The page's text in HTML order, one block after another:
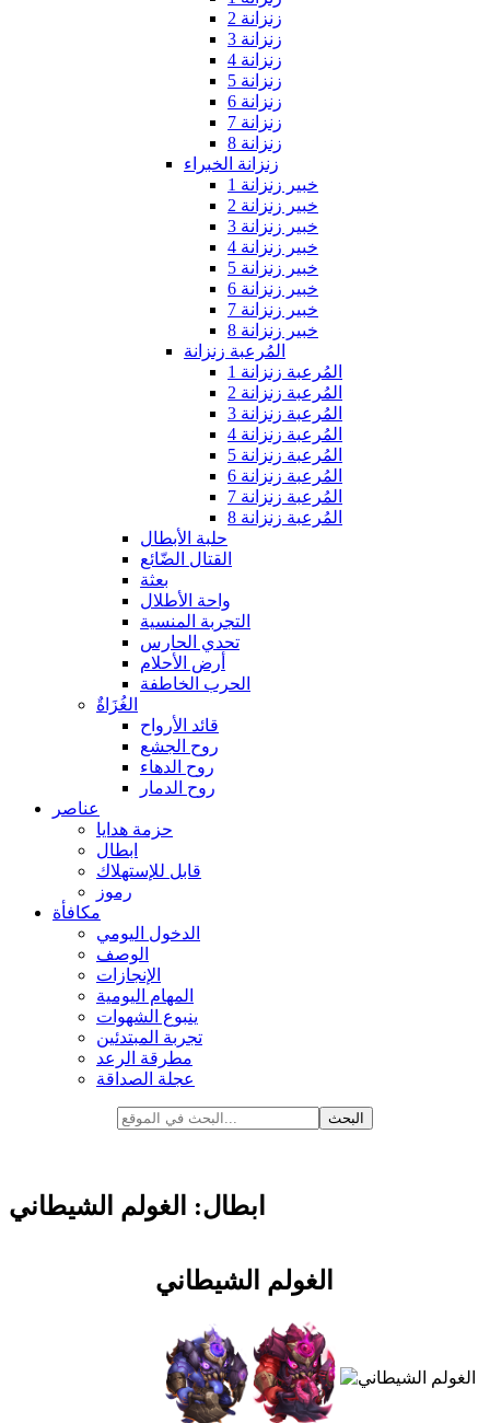
زنزانة 2
زنزانة 3
زنزانة 4
زنزانة 5
زنزانة 6
زنزانة 7
زنزانة 8
زنزانة الخبراء
خبير زنزانة 1
خبير زنزانة 2
خبير زنزانة 3
خبير زنزانة 4
خبير زنزانة 5
خبير زنزانة 6
خبير زنزانة 7
خبير زنزانة 8
المُرعبة زنزانة
المُرعبة زنزانة 1
المُرعبة زنزانة 2
المُرعبة زنزانة 3
المُرعبة زنزانة 4
المُرعبة زنزانة 5
المُرعبة زنزانة 6
المُرعبة زنزانة 7
المُرعبة زنزانة 8
حلبة الأبطال
القتال الضّائع
بعثة
واحة الأطلال
التجربة المنسية
تحدي الحارس
أرض الأحلام
الحرب الخاطفة
الغُزَاةٌ
قائد الأرواح
روح الجشع
روح الدهاء
روح الدمار
عناصر
حزمة هدايا
ابطال
قابل للإستهلاك
رموز
مكافأة
الدخول اليومي
الوصف
الإنجازات
المهام اليومية
ينبوع الشهوات
تجربة المبتدئين
مطرقة الرعد
عجلة الصداقة
ابطال: الغولم الشيطاني
الغولم الشيطاني